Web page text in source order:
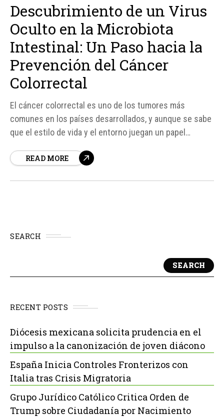
Descubrimiento de un Virus
Oculto en la Microbiota
Intestinal: Un Paso hacia la
Prevención del Cáncer
Colorrectal
El cáncer colorrectal es uno de los tumores más
comunes en los países desarrollados, y aunque se sabe
que el estilo de vida y el entorno juegan un papel
entender los mecanismos exactos que lo
READ MORE
SEARCH
SEARCH
RECENT POSTS
Diócesis mexicana solicita prudencia en el
impulso a la canonización de joven diácono
España Inicia Controles Fronterizos con
Italia tras Crisis Migratoria
Grupo Jurídico Católico Critica Orden de
Trump sobre Ciudadanía por Nacimiento